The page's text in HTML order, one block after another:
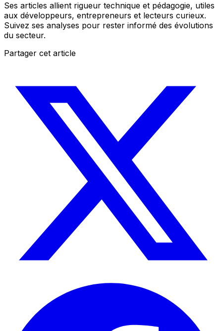
Ses articles allient rigueur technique et pédagogie, utiles
aux développeurs, entrepreneurs et lecteurs curieux.
Suivez ses analyses pour rester informé des évolutions
du secteur.
Partager cet article